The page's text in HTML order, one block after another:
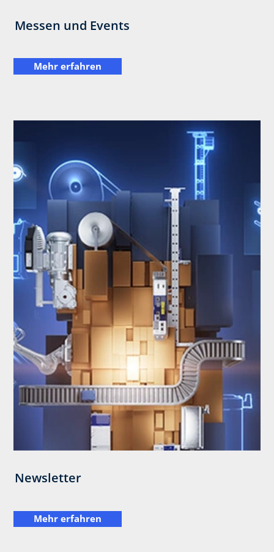
Messen und Events
Mehr erfahren
Newsletter
Mehr erfahren